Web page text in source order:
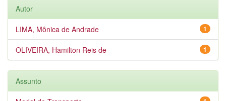
Autor
1
LIMA, Mônica de Andrade
1
OLIVEIRA, Hamilton Reis de
Assunto